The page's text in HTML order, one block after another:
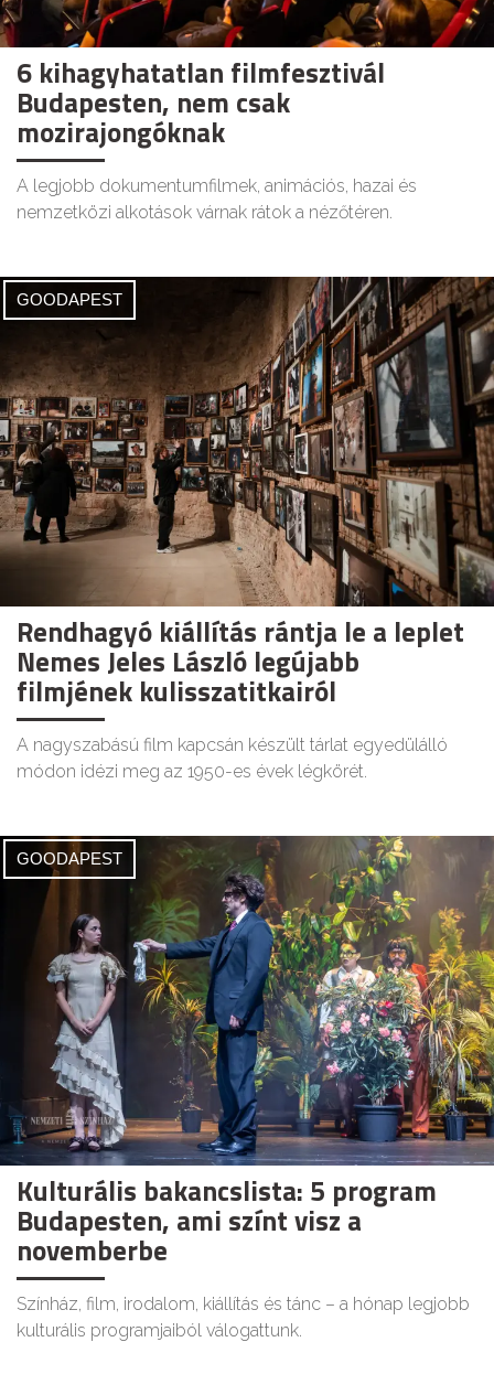
6 kihagyhatatlan filmfesztivál
Budapesten, nem csak
mozirajongóknak
A legjobb dokumentumfilmek, animációs, hazai és
nemzetközi alkotások várnak rátok a nézőtéren.
GOODAPEST
Rendhagyó kiállítás rántja le a leplet
Nemes Jeles László legújabb
filmjének kulisszatitkairól
A nagyszabású film kapcsán készült tárlat egyedülálló
módon idézi meg az 1950-es évek légkörét.
GOODAPEST
Kulturális bakancslista: 5 program
Budapesten, ami színt visz a
novemberbe
Színház, film, irodalom, kiállítás és tánc – a hónap legjobb
kulturális programjaiból válogattunk.